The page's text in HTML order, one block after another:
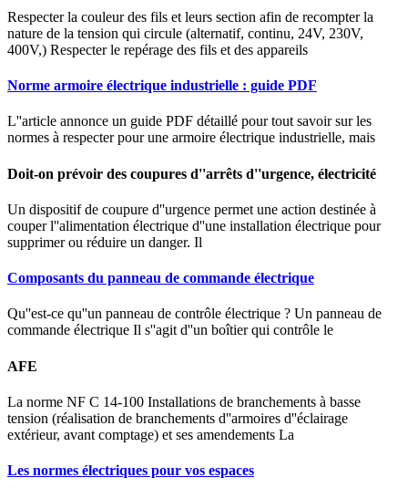
Respecter la couleur des fils et leurs section afin de recompter la
nature de la tension qui circule (alternatif, continu, 24V, 230V,
400V,) Respecter le repérage des fils et des appareils
Norme armoire électrique industrielle : guide PDF
L''article annonce un guide PDF détaillé pour tout savoir sur les
normes à respecter pour une armoire électrique industrielle, mais
Doit-on prévoir des coupures d''arrêts d''urgence, électricité
Un dispositif de coupure d''urgence permet une action destinée à
couper l''alimentation électrique d''une installation électrique pour
supprimer ou réduire un danger. Il
Composants du panneau de commande électrique
Qu''est-ce qu''un panneau de contrôle électrique ? Un panneau de
commande électrique Il s''agit d''un boîtier qui contrôle le
AFE
La norme NF C 14-100 Installations de branchements à basse
tension (réalisation de branchements d''armoires d''éclairage
extérieur, avant comptage) et ses amendements La
Les normes électriques pour vos espaces